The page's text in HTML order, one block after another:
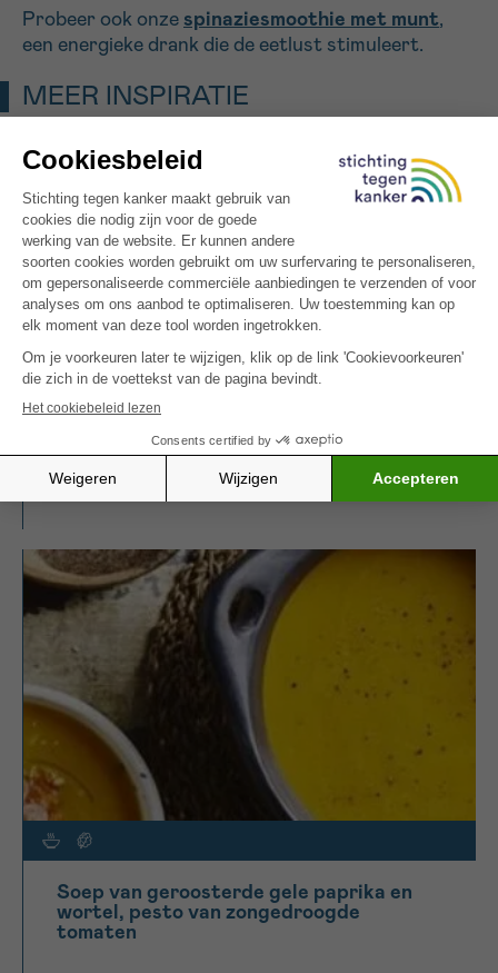
Probeer ook onze spinaziesmoothie met munt,
een energieke drank die de eetlust stimuleert.
MEER INSPIRATIE
Nojito
Soep van geroosterde gele paprika en
wortel, pesto van zongedroogde
tomaten